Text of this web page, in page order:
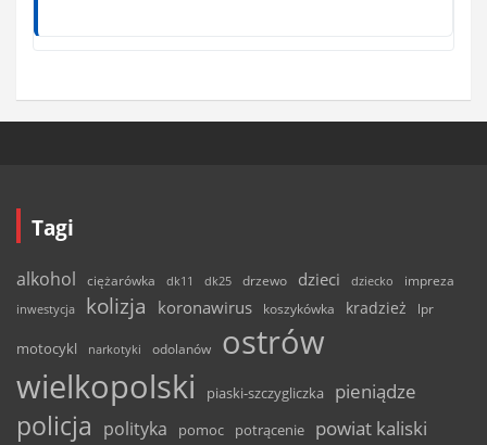
Tagi
alkohol ciężarówka dk11 dk25 drzewo dzieci dziecko
impreza
inwestycja
kolizja koronawirus koszykówka kradzież lpr
motocykl narkotyki odolanów
ostrów
wielkopolski
piaski-szczygliczka pieniądze
policja polityka pomoc potrącenie powiat kaliski